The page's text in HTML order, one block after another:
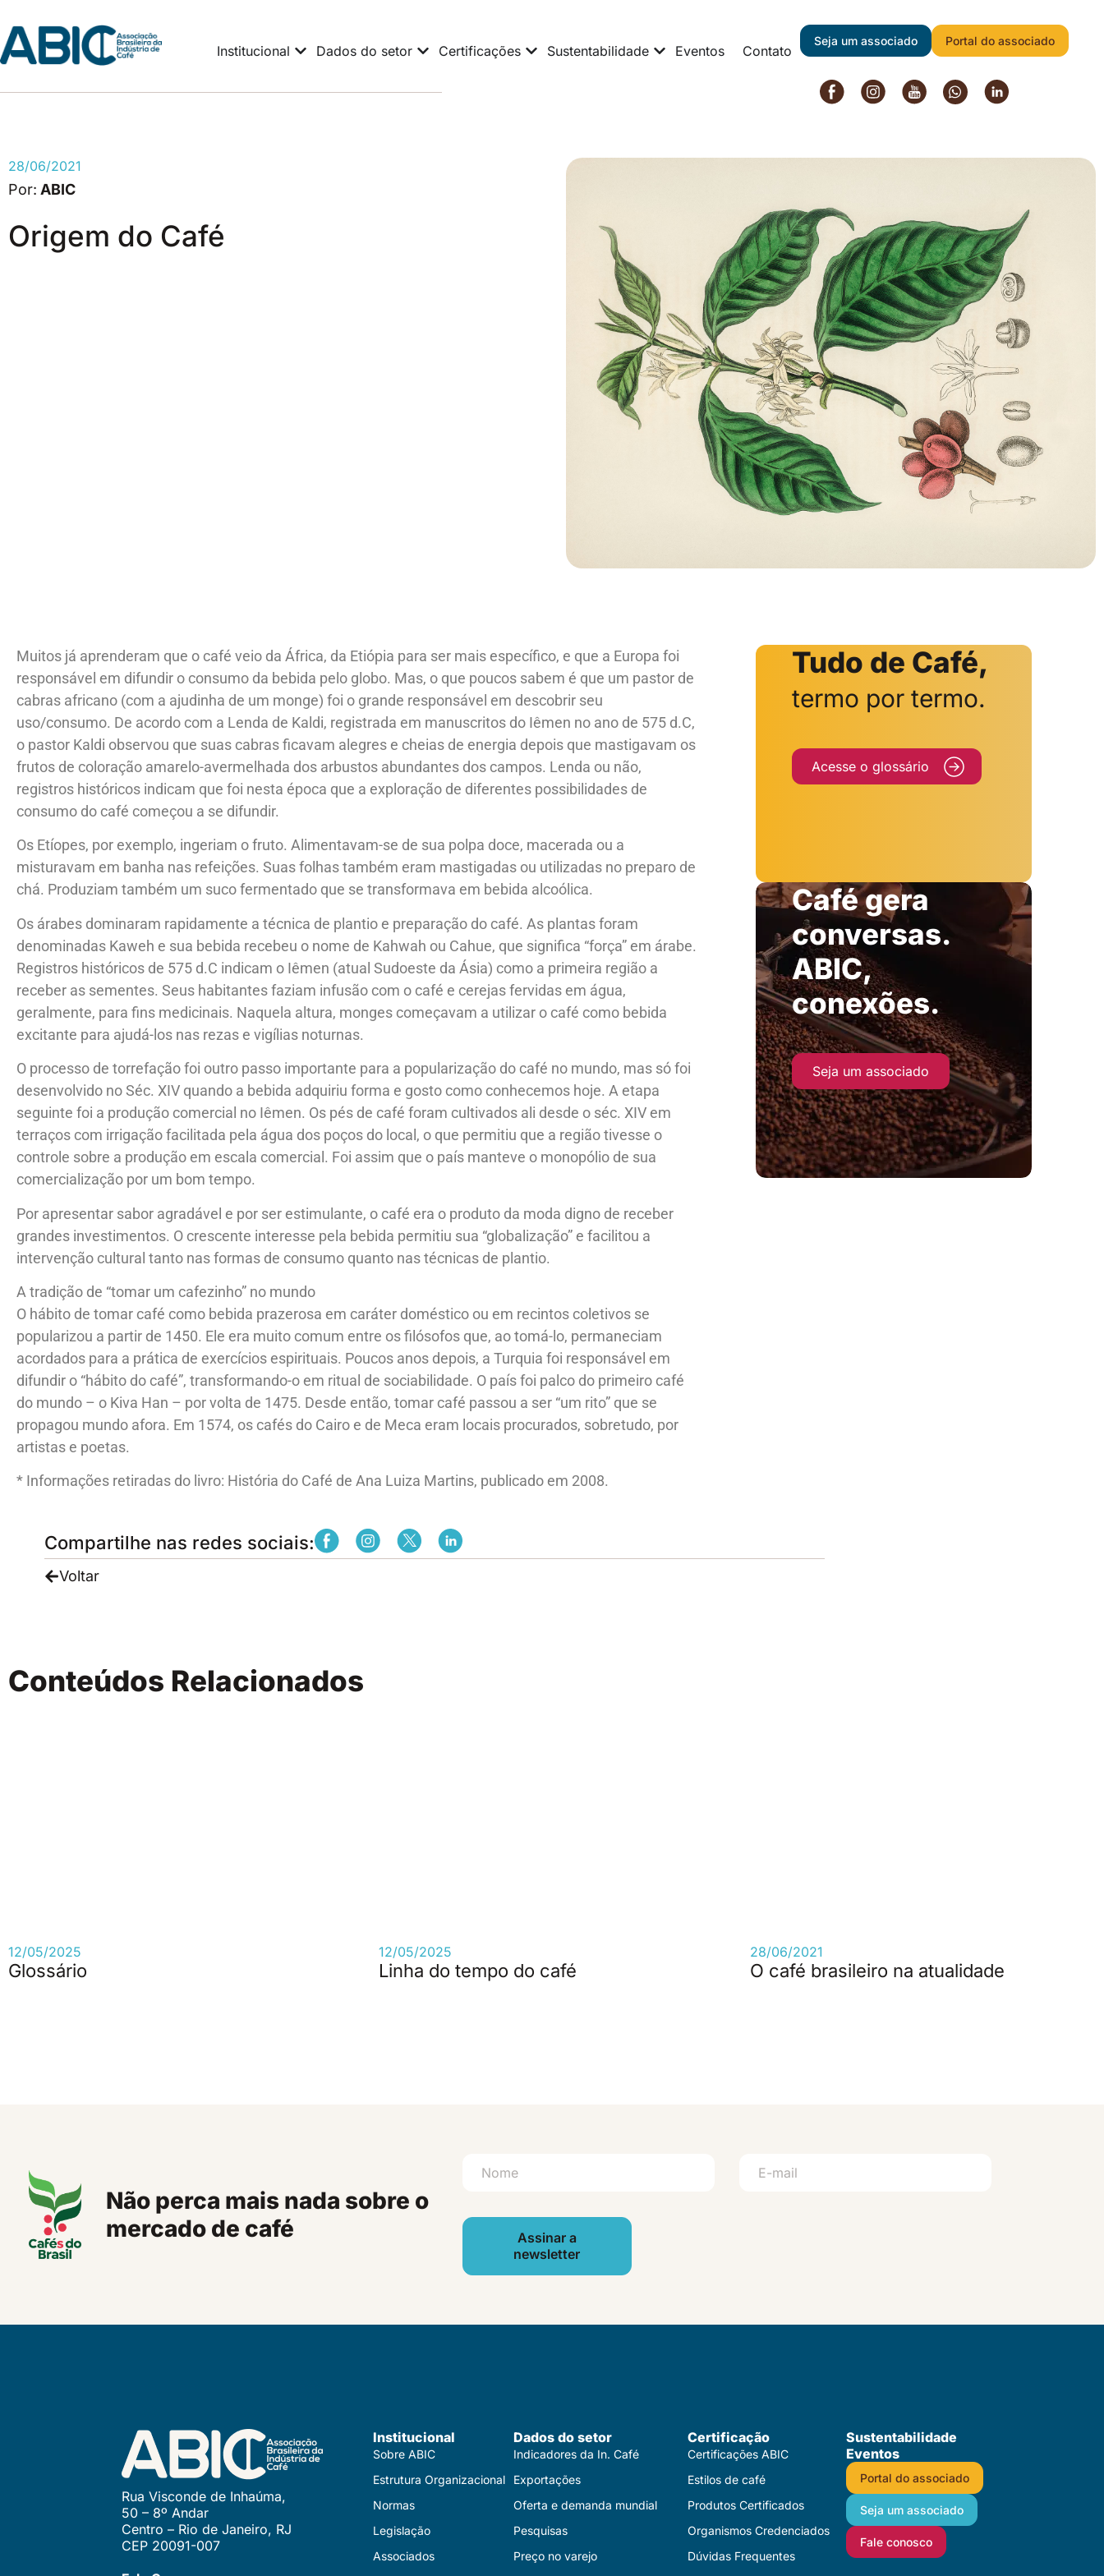
Institucional Dados do setor Certificações Sustentabilidade Eventos Contato
Seja um associado Portal do associado
Voltar
28/06/2021
ABIC
Origem do Café
Muitos já aprenderam que o café veio da África, da Etiópia para ser mais específico, e que a Europa foi
responsável em difundir o consumo da bebida pelo globo. Mas, o que poucos sabem é que um pastor de
cabras africano (com a ajudinha de um monge) foi o grande responsável em descobrir seu
uso/consumo. De acordo com a Lenda de Kaldi, registrada em manuscritos do Iêmen no ano de 575 d.C,
o pastor Kaldi observou que suas cabras ficavam alegres e cheias de energia depois que mastigavam os
frutos de coloração amarelo-avermelhada dos arbustos abundantes dos campos. Lenda ou não,
registros históricos indicam que foi nesta época que a exploração de diferentes possibilidades de
consumo do café começou a se difundir.
Os Etíopes, por exemplo, ingeriam o fruto. Alimentavam-se de sua polpa doce, macerada ou a
misturavam em banha nas refeições. Suas folhas também eram mastigadas ou utilizadas no preparo de
chá. Produziam também um suco fermentado que se transformava em bebida alcoólica.
Os árabes dominaram rapidamente a técnica de plantio e preparação do café. As plantas foram
denominadas Kaweh e sua bebida recebeu o nome de Kahwah ou Cahue, que significa “força” em árabe.
Registros históricos de 575 d.C indicam o Iêmen (atual Sudoeste da Ásia) como a primeira região a
receber as sementes. Seus habitantes faziam infusão com o café e cerejas fervidas em água,
geralmente, para fins medicinais. Naquela altura, monges começavam a utilizar o café como bebida
excitante para ajudá-los nas rezas e vigílias noturnas.
O processo de torrefação foi outro passo importante para a popularização do café no mundo, mas só foi
desenvolvido no Séc. XIV quando a bebida adquiriu forma e gosto como conhecemos hoje. A etapa
seguinte foi a produção comercial no Iêmen. Os pés de café foram cultivados ali desde o séc. XIV em
terraços com irrigação facilitada pela água dos poços do local, o que permitiu que a região tivesse o
controle sobre a produção em escala comercial. Foi assim que o país manteve o monopólio de sua
comercialização por um bom tempo.
Por apresentar sabor agradável e por ser estimulante, o café era o produto da moda digno de receber
grandes investimentos. O crescente interesse pela bebida permitiu sua “globalização” e facilitou a
intervenção cultural tanto nas formas de consumo quanto nas técnicas de plantio.
A tradição de “tomar um cafezinho” no mundo
O hábito de tomar café como bebida prazerosa em caráter doméstico ou em recintos coletivos se
popularizou a partir de 1450. Ele era muito comum entre os filósofos que, ao tomá-lo, permaneciam
acordados para a prática de exercícios espirituais. Poucos anos depois, a Turquia foi responsável em
difundir o “hábito do café”, transformando-o em ritual de sociabilidade. O país foi palco do primeiro café
do mundo – o Kiva Han – por volta de 1475. Desde então, tomar café passou a ser “um rito” que se
propagou mundo afora. Em 1574, os cafés do Cairo e de Meca eram locais procurados, sobretudo, por
artistas e poetas.
* Informações retiradas do livro: História do Café de Ana Luiza Martins, publicado em 2008.
Tudo de Café,
termo por termo.
Acesse o glossário
Café gera
conversas.
ABIC,
conexões.
Seja um associado
Compartilhe nas redes sociais:
Voltar
Conteúdos Relacionados
12/05/2025
Glossário
12/05/2025
Linha do tempo do café
28/06/2021
O café brasileiro na atualidade
Não perca mais nada sobre o
mercado de café
Assinar a
newsletter
Rua Visconde de Inhaúma,
50 – 8º Andar
Centro – Rio de Janeiro, RJ
CEP 20091-007
Institucional
Sobre ABIC
Estrutura Organizacional
Normas
Legislação
Associados
Dados do setor
Indicadores da In. Café
Exportações
Oferta e demanda mundial
Pesquisas
Preço no varejo
Certificação
Certificações ABIC
Estilos de café
Produtos Certificados​
Organismos Credenciados
Dúvidas Frequentes
Sustentabilidade
Eventos
Portal do associado
Seja um associado
Fale conosco